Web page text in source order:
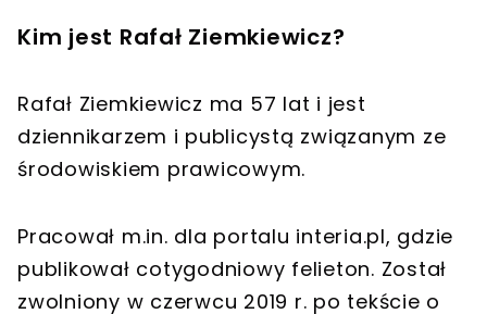
Kim jest Rafał Ziemkiewicz?
Rafał Ziemkiewicz ma 57 lat i jest
dziennikarzem i publicystą związanym ze
środowiskiem prawicowym.
Pracował m.in. dla portalu interia.pl, gdzie
publikował cotygodniowy felieton. Został
zwolniony w czerwcu 2019 r. po tekście o